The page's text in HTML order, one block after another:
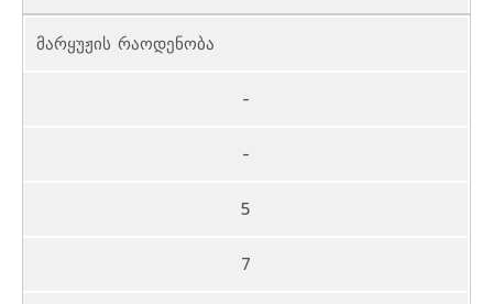
მარყუჟის რაოდენობა
-
-
5
7